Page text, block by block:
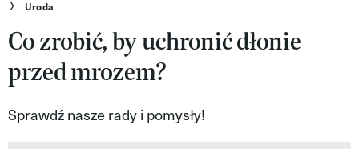
Nasze akcje
VIVA!ART
Uroda
Co zrobić, by uchronić dłonie
przed mrozem?
Sprawdź nasze rady i pomysły!